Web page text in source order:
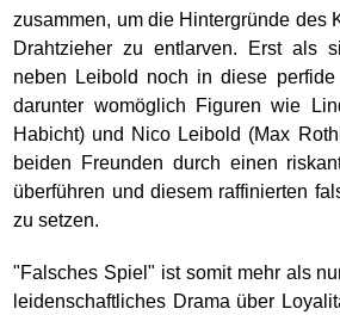
zusammen, um die Hintergründe des
Drahtzieher zu entlarven. Erst als
neben Leibold noch in diese
darunter womöglich Figuren wie
Habicht) und Nico Leibold (Max
beiden Freunden durch einen
überführen und diesem raffinierten
zu setzen.
"Falsches Spiel" ist somit mehr als
leidenschaftliches Drama über